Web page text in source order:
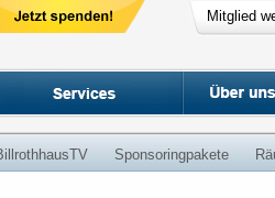
Mitglied
Sponsoringpakete